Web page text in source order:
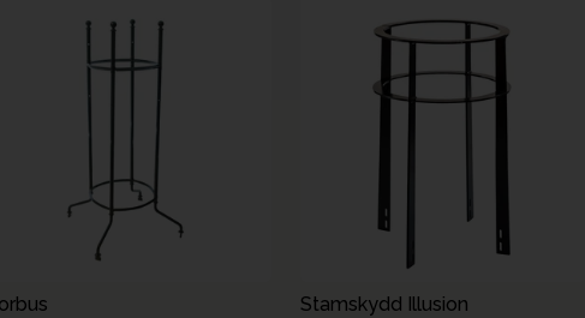
Stamskydd Illusion